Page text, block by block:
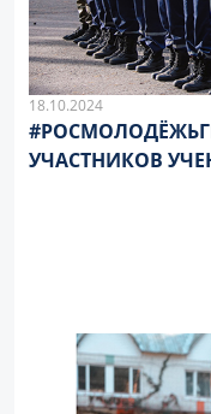
18.10.2024
УЧАСТНИКОВ